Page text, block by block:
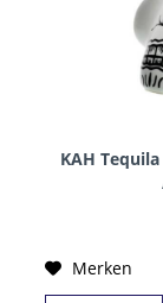
KAH
Merken